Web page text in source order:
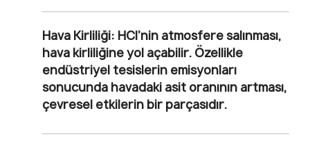
Hava Kirliliği: HCl’nin atmosfere salınması,
hava kirliliğine yol açabilir. Özellikle
endüstriyel tesislerin emisyonları
sonucunda havadaki asit oranının artması,
çevresel etkilerin bir parçasıdır.